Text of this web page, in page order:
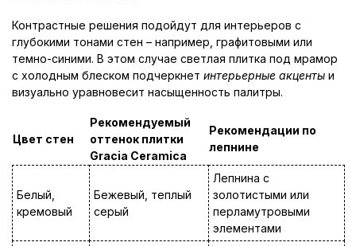
Контрастные решения подойдут для интерьеров с
глубокими тонами стен – например, графитовыми или
темно-синими. В этом случае светлая плитка под мрамор
с холодным блеском подчеркнет интерьерные акценты и
визуально уравновесит насыщенность палитры.
Цвет стен
Рекомендуемый
оттенок плитки
Gracia Ceramica
Рекомендации по
лепнине
Белый,
кремовый
Бежевый, теплый
серый
Лепнина с
золотистыми или
перламутровыми
элементами